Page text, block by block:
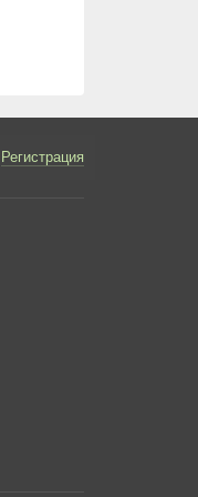
Регистрация